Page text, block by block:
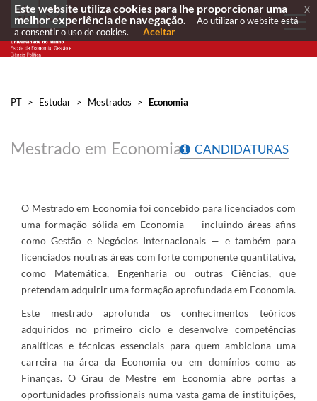
PT > Estudar > Mestrados > Economia
Mestrado em Economia CANDIDATURAS
O Mestrado em Economia foi concebido para licenciados com
uma formação sólida em Economia — incluindo áreas afins
como Gestão e Negócios Internacionais — e também para
licenciados noutras áreas com forte componente quantitativa,
como Matemática, Engenharia ou outras Ciências, que
pretendam adquirir uma formação aprofundada em Economia.
Este mestrado aprofunda os conhecimentos teóricos
adquiridos no primeiro ciclo e desenvolve competências
analíticas e técnicas essenciais para quem ambiciona uma
carreira na área da Economia ou em domínios como as
Finanças. O Grau de Mestre em Economia abre portas a
oportunidades profissionais numa vasta gama de instituições,
Este website utiliza cookies para lhe proporcionar uma
melhor experiência de navegação.
Ao utilizar o website está
a consentir o uso de cookies.
Aceitar
x